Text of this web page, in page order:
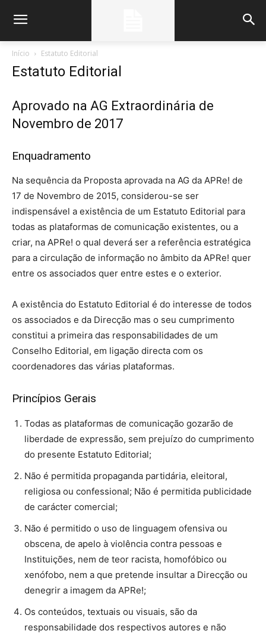
Início Estatuto Editorial
Estatuto Editorial
Aprovado na AG Extraordinária de
Novembro de 2017
Enquadramento
Na sequência da Proposta aprovada na AG da APRe! de
17 de Novembro de 2015, considerou-se ser
indispensável a existência de um Estatuto Editorial para
todas as plataformas de comunicação existentes, ou a
criar, na APRe! o qual deverá ser a referência estratégica
para a circulação de informação no âmbito da APRe! quer
entre os associados quer entre estes e o exterior.
A existência do Estatuto Editorial é do interesse de todos
os associados e da Direcção mas o seu cumprimento
constitui a primeira das responsabilidades de um
Conselho Editorial, em ligação directa com os
coordenadores das várias plataformas.
Princípios Gerais
Todas as plataformas de comunicação gozarão de
liberdade de expressão, sem prejuízo do cumprimento
do presente Estatuto Editorial;
Não é permitida propaganda partidária, eleitoral,
religiosa ou confessional; Não é permitida publicidade
de carácter comercial;
Não é permitido o uso de linguagem ofensiva ou
obscena, de apelo à violência contra pessoas e
Instituições, nem de teor racista, homofóbico ou
xenófobo, nem a que pretende insultar a Direcção ou
denegrir a imagem da APRe!;
Os conteúdos, textuais ou visuais, são da
responsabilidade dos respectivos autores e não